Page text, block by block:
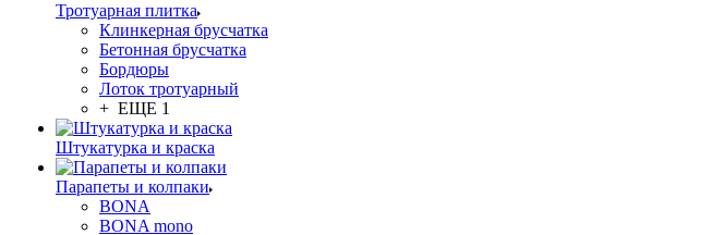
Тротуарная плитка
Клинкерная брусчатка
Бетонная брусчатка
Бордюры
Лоток тротуарный
+ ЕЩЕ 1
Штукатурка и краска
Парапеты и колпаки
BONA
BONA mono